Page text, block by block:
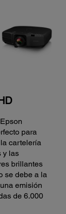
para
cartelería
y las
brillantes
se debe a la
emisión
de 6.000